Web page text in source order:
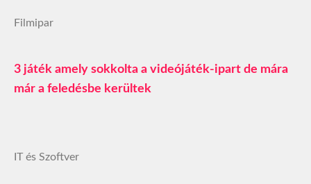
Filmipar
3 játék amely sokkolta a videójáték-ipart de mára
már a feledésbe kerültek
IT és Szoftver